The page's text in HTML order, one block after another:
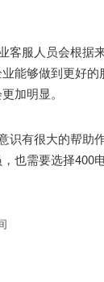
服人员会根据
能够做到更好
加明显。
有很大的帮助
也需要选择400